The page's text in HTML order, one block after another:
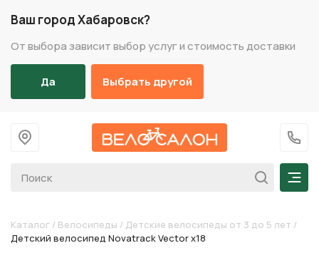
Ваш город Хабаровск?
От выбора зависит выбор услуг и стоимость доставки
Да Выбрать другой
На главную
+7
Каталог / Велосипеды / Детские велосипеды от 3 до 5 лет /
Детский велосипед Novatrack Vector х18